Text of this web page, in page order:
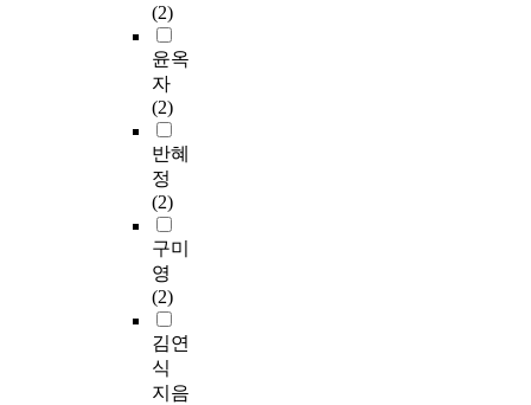
(2)
윤옥
자
(2)
반혜
정
(2)
구미
영
(2)
김연
식
지음